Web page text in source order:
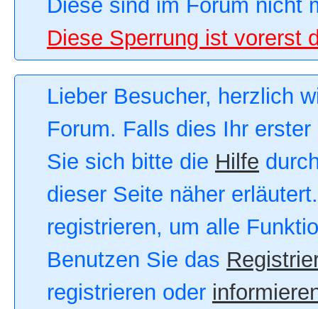
Diese sind im Forum nicht
Diese Sperrung ist vorerst
Lieber Besucher, herzlich
Forum. Falls dies Ihr
Sie sich bitte die Hilfe
dieser Seite näher
registrieren, um alle
Benutzen Sie das
registrieren oder